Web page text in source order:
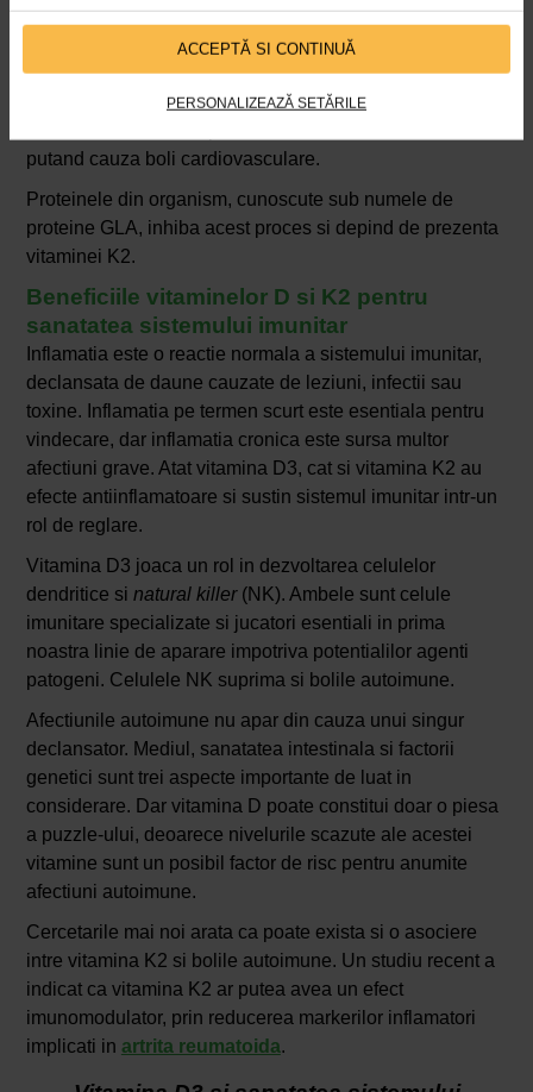
ACCEPTĂ SI CONTINUĂ
PERSONALIZEAZĂ SETĂRILE
necorespunzatoare sau a stilului de viata, se formeaza
placi pe mucoasa arteriala, in incercarea de a o repara.
Aceste placi sunt formate partial din calciu, iar in timp
devin mai mari, determinand o crestere a tensiunii
putand cauza boli cardiovasculare.
Proteinele din organism, cunoscute sub numele de
proteine ​​GLA, inhiba acest proces si depind de prezenta
vitaminei K2.
Beneficiile vitaminelor D si K2 pentru
sanatatea sistemului imunitar
Inflamatia este o reactie normala a sistemului imunitar,
declansata de daune cauzate de leziuni, infectii sau
toxine. Inflamatia pe termen scurt este esentiala pentru
vindecare, dar inflamatia cronica este sursa multor
afectiuni grave. Atat vitamina D3, cat si vitamina K2 au
efecte antiinflamatoare si sustin sistemul imunitar intr-un
rol de reglare.
Vitamina D3 joaca un rol in dezvoltarea celulelor
dendritice si natural killer(NK). Ambele sunt celule
imunitare specializate si jucatori esentiali in prima
noastra linie de aparare impotriva potentialilor agenti
patogeni. Celulele NK suprima si bolile autoimune.
Afectiunile autoimune nu apar din cauza unui singur
declansator. Mediul, sanatatea intestinala si factorii
genetici sunt trei aspecte importante de luat in
considerare. Dar vitamina D poate constitui doar o piesa
a puzzle-ului, deoarece nivelurile scazute ale acestei
vitamine sunt un posibil factor de risc pentru anumite
afectiuni autoimune.
Cercetarile mai noi arata ca poate exista si o asociere
intre vitamina K2 si bolile autoimune. Un studiu recent a
indicat ca vitamina K2 ar putea avea un efect
imunomodulator, prin reducerea markerilor inflamatori
implicati in artrita reumatoida.